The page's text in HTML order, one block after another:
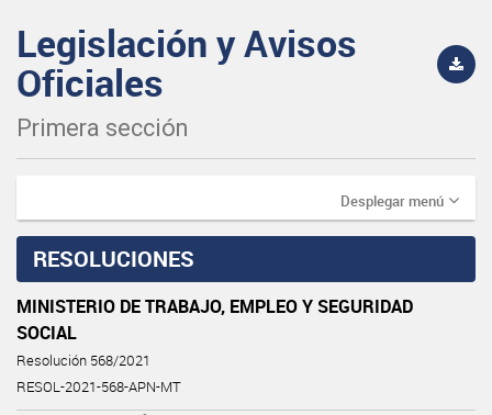
Legislación y Avisos
Oficiales
Primera sección
Desplegar menú
RESOLUCIONES
MINISTERIO DE TRABAJO, EMPLEO Y SEGURIDAD
SOCIAL
Resolución 568/2021
RESOL-2021-568-APN-MT